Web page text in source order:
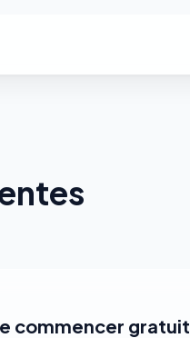
commencer